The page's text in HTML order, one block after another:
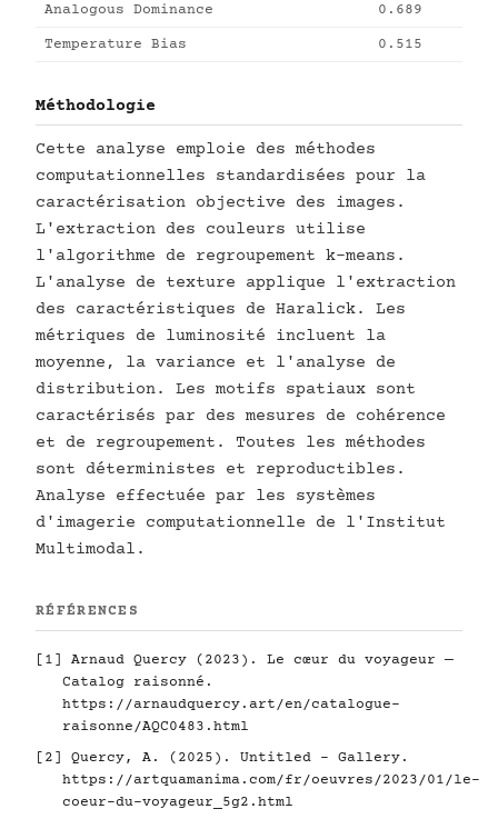
Analogous Dominance 0.689
Temperature Bias 0.515
Méthodologie
Cette analyse emploie des méthodes
computationnelles standardisées pour la
caractérisation objective des images.
L'extraction des couleurs utilise
l'algorithme de regroupement k-means.
L'analyse de texture applique l'extraction
des caractéristiques de Haralick. Les
métriques de luminosité incluent la
moyenne, la variance et l'analyse de
distribution. Les motifs spatiaux sont
caractérisés par des mesures de cohérence
et de regroupement. Toutes les méthodes
sont déterministes et reproductibles.
Analyse effectuée par les systèmes
d'imagerie computationnelle de l'Institut
Multimodal.
RÉFÉRENCES
[1] Arnaud Quercy (2023). Le cœur du voyageur —
Catalog raisonné.
https://arnaudquercy.art/en/catalogue-
raisonne/AQC0483.html
[2] Quercy, A. (2025). Untitled - Gallery.
https://artquamanima.com/fr/oeuvres/2023/01/le-
coeur-du-voyageur_5g2.html